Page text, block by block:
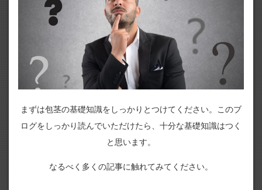
まずは包茎の基礎知識をしっかりとつけてください。このブ
ログをしっかり読んでいただけたら、十分な基礎知識はつく
と思います。
なるべく多くの記事に触れてみてください。